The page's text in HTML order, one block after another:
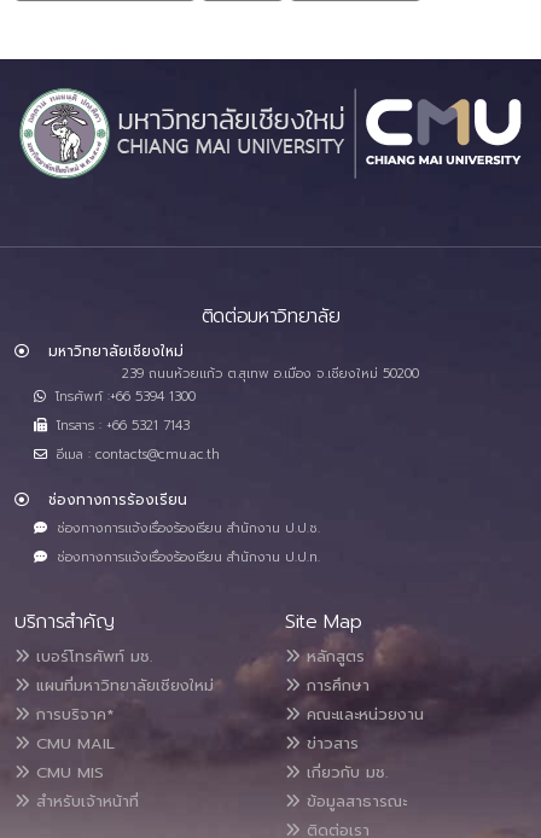
ติดต่อมหาวิทยาลัย
มหาวิทยาลัยเชียงใหม่
239 ถนนห้วยแก้ว ต.สุเทพ อ.เมือง จ.เชียงใหม่ 50200
โทรศัพท์ :+66 5394 1300
โทรสาร : +66 5321 7143
อีเมล : contacts@cmu.ac.th
ช่องทางการร้องเรียน
ช่องทางการแจ้งเรื่องร้องเรียน สำนักงาน ป.ป.ช.
ช่องทางการแจ้งเรื่องร้องเรียน สำนักงาน ป.ป.ท.
บริการสำคัญ
เบอร์โทรศัพท์ มช.
แผนที่มหาวิทยาลัยเชียงใหม่
การบริจาค*
CMU MAIL
CMU MIS
สำหรับเจ้าหน้าที่
Site Map
หลักสูตร
การศึกษา
คณะและหน่วยงาน
ข่าวสาร
เกี่ยวกับ มช.
ข้อมูลสาธารณะ
ติดต่อเรา